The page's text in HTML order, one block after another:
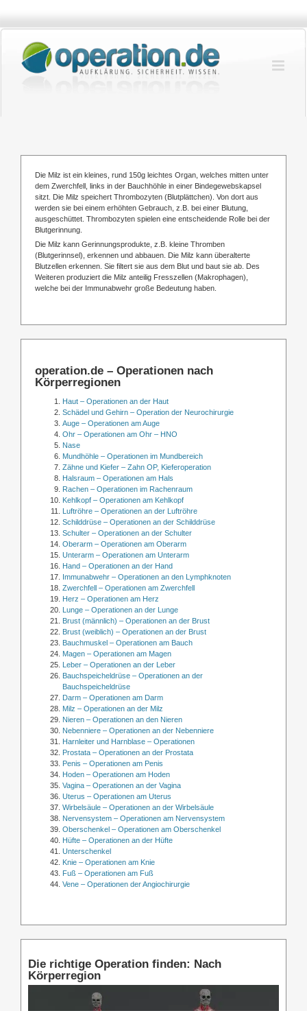
springen
Die Milz ist ein kleines, rund 150g leichtes Organ, welches mitten unter
dem Zwerchfell, links in der Bauchhöhle in einer Bindegewebskapsel
sitzt. Die Milz speichert Thrombozyten (Blutplättchen). Von dort aus
werden sie bei einem erhöhten Gebrauch, z.B. bei einer Blutung,
ausgeschüttet. Thrombozyten spielen eine entscheidende Rolle bei der
Blutgerinnung.
Die Milz kann Gerinnungsprodukte, z.B. kleine Thromben
(Blutgerinnsel), erkennen und abbauen. Die Milz kann überalterte
Blutzellen erkennen. Sie filtert sie aus dem Blut und baut sie ab. Des
Weiteren produziert die Milz anteilig Fresszellen (Makrophagen),
welche bei der Immunabwehr große Bedeutung haben.
operation.de – Operationen nach
Körperregionen
Haut – Operationen an der Haut
Schädel und Gehirn – Operation der Neurochirurgie
Auge – Operationen am Auge
Ohr – Operationen am Ohr – HNO
Nase
Mundhöhle – Operationen im Mundbereich
Zähne und Kiefer – Zahn OP, Kieferoperation
Halsraum – Operationen am Hals
Rachen – Operationen im Rachenraum
Kehlkopf – Operationen am Kehlkopf
Luftröhre – Operationen an der Luftröhre
Schilddrüse – Operationen an der Schilddrüse
Schulter – Operationen an der Schulter
Oberarm – Operationen am Oberarm
Unterarm – Operationen am Unterarm
Hand – Operationen an der Hand
Immunabwehr – Operationen an den Lymphknoten
Zwerchfell – Operationen am Zwerchfell
Herz – Operationen am Herz
Lunge – Operationen an der Lunge
Brust (männlich) – Operationen an der Brust
Brust (weiblich) – Operationen an der Brust
Bauchmuskel – Operationen am Bauch
Magen – Operationen am Magen
Leber – Operationen an der Leber
Bauchspeicheldrüse – Operationen an der
Bauchspeicheldrüse
Darm – Operationen am Darm
Milz – Operationen an der Milz
Nieren – Operationen an den Nieren
Nebenniere – Operationen an der Nebenniere
Harnleiter und Harnblase – Operationen
Prostata – Operationen an der Prostata
Penis – Operationen am Penis
Hoden – Operationen am Hoden
Vagina – Operationen an der Vagina
Uterus – Operationen am Uterus
Wirbelsäule – Operationen an der Wirbelsäule
Nervensystem – Operationen am Nervensystem
Oberschenkel – Operationen am Oberschenkel
Hüfte – Operationen an der Hüfte
Unterschenkel
Knie – Operationen am Knie
Fuß – Operationen am Fuß
Vene – Operationen der Angiochirurgie
Die richtige Operation finden: Nach
Körperregion